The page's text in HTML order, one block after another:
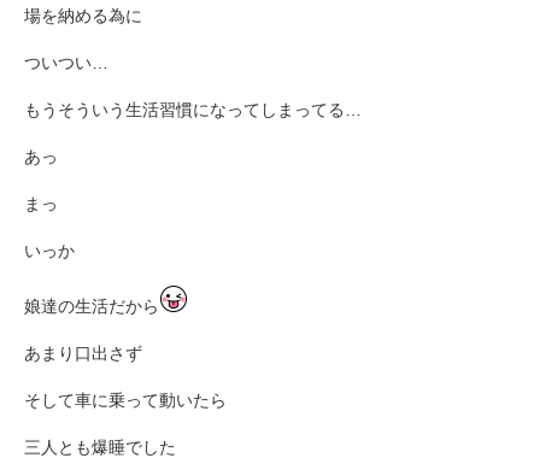
場を納める為に
ついつい…
もうそういう生活習慣になってしまってる…
あっ
まっ
いっか
娘達の生活だから
あまり口出さず
そして車に乗って動いたら
三人とも爆睡でした